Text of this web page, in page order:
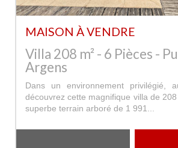
MAISON À VENDRE
Villa 208 m² - 6 Pièces -
Argens
Dans un environnement privilégié,
découvrez cette magnifique villa de
superbe terrain arboré de 1 991...